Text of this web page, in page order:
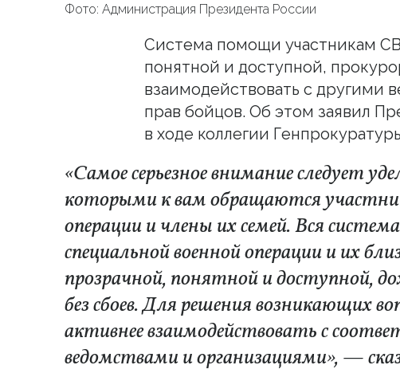
Фото: Администрация Президента России
Система помощи участникам
понятной и доступной,
взаимодействовать с другими
прав бойцов. Об этом заявил
в ходе коллегии
«Самое серьезное внимание следует
которыми к вам обращаются
операции и члены их семей. Вся
специальной военной операции и их
прозрачной, понятной и доступной,
без сбоев. Для решения возникающих
активнее взаимодействовать с
ведомствами и организациями», —